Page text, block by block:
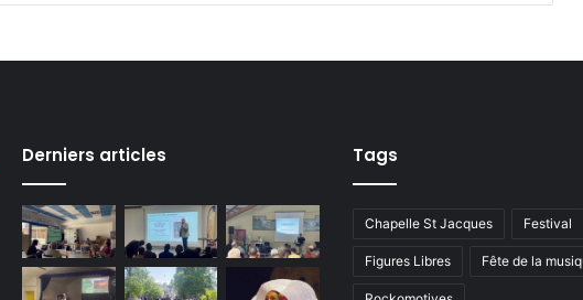
i
e
Derniers articles Tags
Chapelle St Jacques Festival
Figures Libres Fête de la